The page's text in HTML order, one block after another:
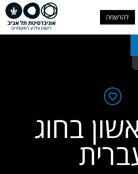
להרשמה
בחוג